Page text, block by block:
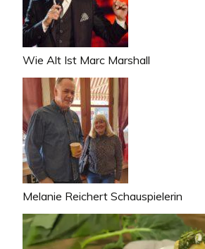
Wie Alt Ist Marc Marshall
Melanie Reichert Schauspielerin